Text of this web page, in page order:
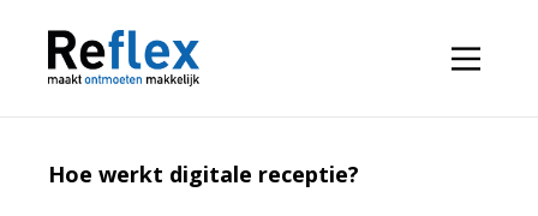
Hoe werkt digitale receptie?